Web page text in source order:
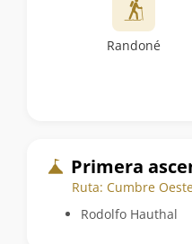
Randoné
Primera
Ruta: Cumbre
Rodolfo Hauthal